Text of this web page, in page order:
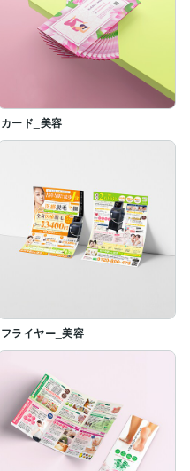
カード_美容
フライヤー_美容